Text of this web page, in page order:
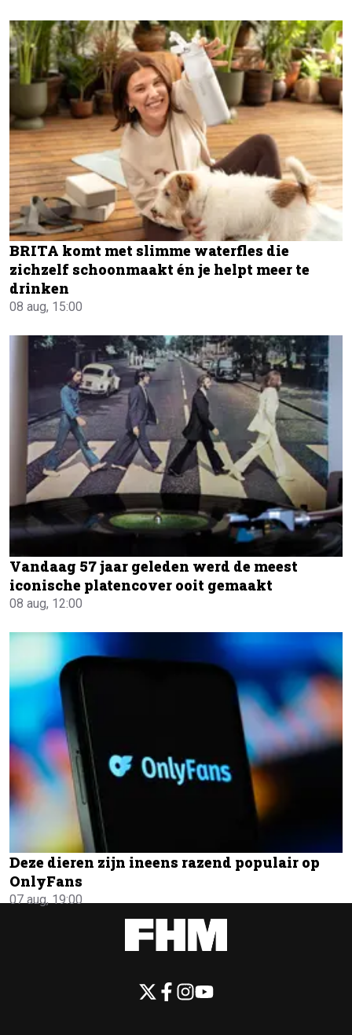
BRITA komt met slimme waterfles die
zichzelf schoonmaakt én je helpt meer te
drinken
08 aug, 15:00
Vandaag 57 jaar geleden werd de meest
iconische platencover ooit gemaakt
08 aug, 12:00
Deze dieren zijn ineens razend populair op
OnlyFans
07 aug, 19:00